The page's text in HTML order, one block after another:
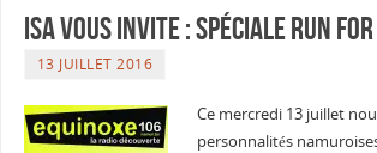
Isa vous invite : Spéciale Run
13 JUILLET 2016
Ce mercredi 13 juillet
personnalités